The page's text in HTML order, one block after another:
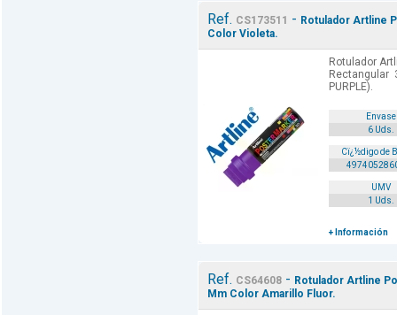
Ref. CS173511 - Rotulador Artline
Color Violeta.
Rotulador
Rectangular
PURPLE).
Envase
6 Uds.
Cï¿½digo de
UMV
1 Uds.
+ Información
Ref. CS64608- Rotulador Artline
Mm Color Amarillo Fluor.